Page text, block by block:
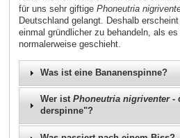
für uns sehr giftige Phoneutria
Deutschland gelangt. Deshalb
einmal gründlicher zu behandeln, als
normalerweise geschieht.
Was ist eine Bananenspinne?
Wer istPhoneutria nigriventer-
derspinne"?